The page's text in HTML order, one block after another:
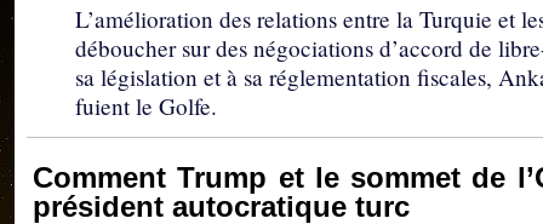
L’amélioration des relations entre la Turquie et
déboucher sur des négociations d’accord de
sa législation et à sa réglementation fiscales,
fuient le Golfe.
Comment Trump et le sommet de
président autocratique turc